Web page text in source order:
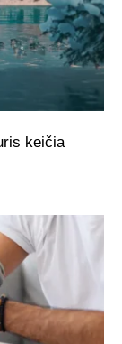
keičia